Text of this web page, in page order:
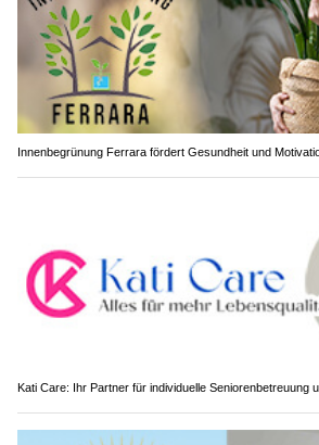
Innenbegrünung Ferrara fördert Gesundheit und
Kati Care: Ihr Partner für individuelle Seniorenbetreuung